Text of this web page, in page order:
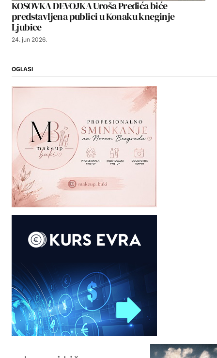
KOSOVKA DEVOJKA Uroša Predića biće
predstavljena publici u Konaku kneginje
Ljubice
24. jun 2026.
OGLASI